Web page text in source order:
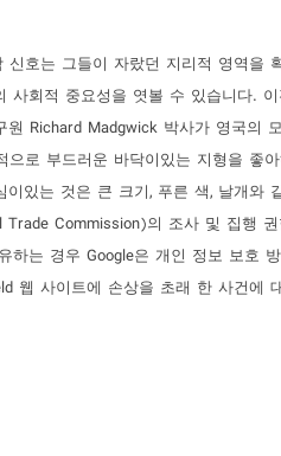
호는 그들이 자랐던 지리적 영역을
회적 중요성을 엿볼 수 있습니다.
Richard Madgwick 박사가 영국의
로 부드러운 바닥이있는 지형을 좋
있는 것은 큰 크기, 푸른 색, 날개와
Commission)의 조사 및 집행
는 경우 Google은 개인 정보 보호
웹 사이트에 손상을 초래 한 사건에